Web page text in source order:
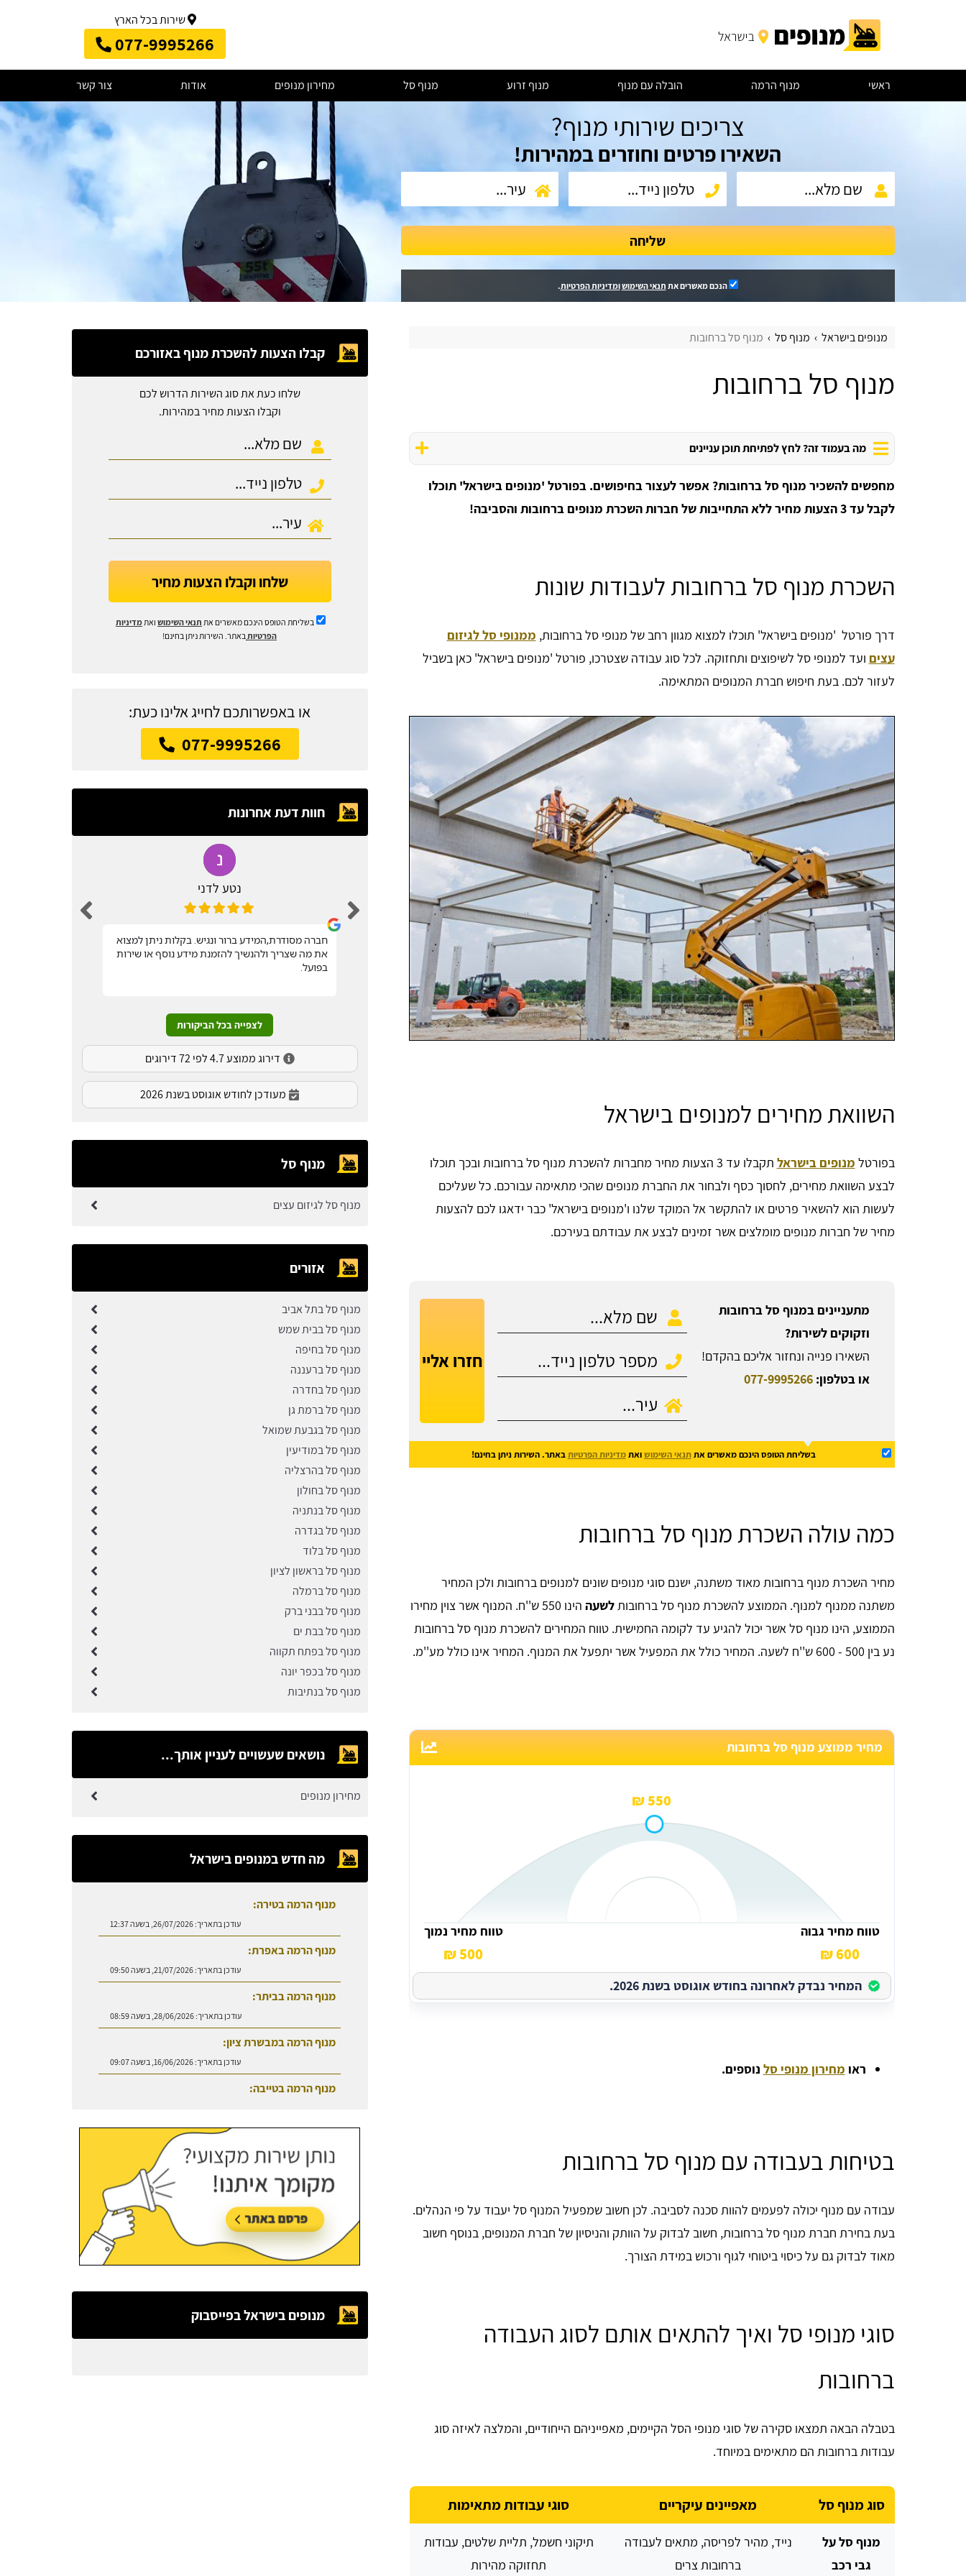
שירות בכל הארץ
077-9995266
ראשי מנוף הרמה הובלה עם מנוף מנוף זרוע מנוף סל מחירון מנופים אודות צור קשר
צריכים שירותי מנוף?
השאירו פרטים וחוזרים במהירות!
שליחה
הנכם מאשרים את תנאי השימושומדיניות הפרטיות.
מנופים בישראל מנוף סל מנוף סל ברחובות
מנוף סל ברחובות
מה בעמוד זה? לחץ לפתיחת תוכן עניינים
מחפשים להשכיר מנוף סל ברחובות? אפשר לעצור בחיפושים. בפורטל 'מנופים בישראל' תוכלו
לקבל עד 3 הצעות מחיר ללא התחייבות של חברות השכרת מנופים ברחובות והסביבה!
השכרת מנוף סל ברחובות לעבודות שונות
דרך פורטל 'מנופים בישראל' תוכלו למצוא מגוון רחב של מנופי סל ברחובות, ממנופי סל לגיזום
עצים ועד למנופי סל לשיפוצים ותחזוקה. לכל סוג עבודה שצטרכו, פורטל 'מנופים בישראל' כאן בשביל
לעזור לכם. בעת חיפוש חברת המנופים המתאימה.
השוואת מחירים למנופים בישראל
בפורטל מנופים בישראל
תקבלו עד 3 הצעות מחיר מחברות להשכרת מנוף סל ברחובות ובכך תוכלו
לבצע השוואת מחירים, לחסוך כסף ולבחור את החברת מנופים שהכי מתאימה עבורכם. כל שעליכם
לעשות הוא להשאיר פרטים או להתקשר אל המוקד שלנו ו'מנופים בישראל' כבר ידאגו לכם להצעות
מחיר של חברות מנופים מומלצים אשר זמינים לבצע את עבודתם בעירכם.
מתעניינים במנוף סל ברחובות
וזקוקים לשירות?
השאירו פנייה ונחזור אליכם בהקדם!
או בטלפון:077-9995266
חזרו אליי
בשליחת הטופס הינכם מאשרים אתתנאי השימושואתמדיניות הפרטיותבאתר. השירות ניתן בחינם!
כמה עולה השכרת מנוף סל ברחובות
מחיר השכרת מנוף ברחובות מאוד משתנה, ישנם סוגי מנופים שונים למנופים ברחובות ולכן המחיר
משתנה ממנוף למנוף. הממוצע להשכרת מנוף סל ברחובותלשעה
הינו 550 ש''ח. המנוף אשר צוין מחירו
הממוצע, הינו מנוף סל אשר יכול להגיע עד לקומה החמישית. טווח המחירים להשכרת מנוף סל ברחובות
נע בין 500 - 600 ש''ח לשעה. המחיר כולל את המפעיל אשר יתפעל את המנוף. המחיר אינו כולל מע''מ.
מחיר ממוצע מנוף סל ברחובות
550 ₪
טווח מחיר גבוה
600 ₪
טווח מחיר נמוך
500 ₪
המחיר נבדק לאחרונה בחודש אוגוסט בשנת 2026.
ראו מחירון מנופי סל נוספים.
בטיחות בעבודה עם מנוף סל ברחובות
עבודה עם מנוף יכולה לפעמים להוות סכנה לסביבה. לכן חשוב שמפעיל המנוף סל יעבוד על פי הנהלים.
בעת בחירת חברת מנוף סל ברחובות, חשוב לבדוק על הוותק והניסיון של חברת המנופים, בנוסף חשוב
מאוד לבדוק גם על כיסוי ביטוחי לגוף ורכוש במידת הצורך.
סוגי מנופי סל ואיך להתאים אותם לסוג העבודה
ברחובות
בטבלה הבאה תמצאו סקירה של סוגי מנופי הסל הקיימים, מאפייניהם הייחודיים, והמלצה לאיזה סוג
עבודות ברחובות הם מתאימים במיוחד.
סוג מנוף סל מאפיינים עיקריים סוגי עבודות מתאימות
מנוף סל על
גבי רכב
נייד, מהיר לפריסה, מתאים לעבודה
ברחובות צרים
תיקוני חשמל, תליית שלטים, עבודות
תחזוקה מהירות
קבלו הצעות להשכרת מנוף באזורכם
שלחו כעת את סוג השירות הדרוש לכם
וקבלו הצעות מחיר במהירות.
שלחו וקבלו הצעות מחיר
בשליחת הטופס הינכם מאשרים את תנאי השימושואתמדיניות
הפרטיותבאתר. השירות ניתן בחינם!
או באפשרותכם לחייג אלינו כעת:
077-9995266
חוות דעת אחרונות
נטע לדני
חברה מסודרת,המידע ברור ונגיש. בקלות ניתן למצוא
את מה שצריך ולהנשיך להזמנת מידע נוסף או שירות
בפועל.
eran kalaora
אחלה אתר, הזמנתי דרכם מנוף סל לגיזום העץ. תודה
Bar Or
אחלה אתר, יעיל ביותר
לצפייה בכל הביקורות
דירוג ממוצע 4.7 לפי 72 דירוגים
מעודכן לחודש אוגוסט בשנת 2026
מנוף סל
מנוף סל לגיזום עצים
אזורים
מנוף סל בתל אביב
מנוף סל בבית שמש
מנוף סל בחיפה
מנוף סל ברעננה
מנוף סל בחדרה
מנוף סל ברמת גן
מנוף סל בגבעת שמואל
מנוף סל במודיעין
מנוף סל בהרצליה
מנוף סל בחולון
מנוף סל בנתניה
מנוף סל בגדרה
מנוף סל בלוד
מנוף סל בראשון לציון
מנוף סל ברמלה
מנוף סל בבני ברק
מנוף סל בבת ים
מנוף סל בפתח תקווה
מנוף סל בכפר יונה
מנוף סל בנתיבות
נושאים שעשויים לעניין אותך...
מחירון מנופים
מה חדש במנופים בישראל
מנוף הרמה בטירה:
עודכן בתאריך:26/07/2026, בשעה 12:37
מנוף הרמה באפרת:
עודכן בתאריך:21/07/2026, בשעה 09:50
מנוף הרמה בביתר:
עודכן בתאריך:28/06/2026, בשעה 08:59
מנוף הרמה במבשרת ציון:
עודכן בתאריך:16/06/2026, בשעה 09:07
מנוף הרמה בטייבה:
מנופים בישראל בפייסבוק